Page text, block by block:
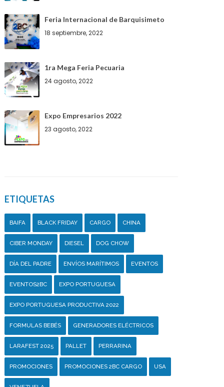
Feria Internacional de Barquisimeto
18 septiembre, 2022
1ra Mega Feria Pecuaria
24 agosto, 2022
Expo Empresarios 2022
23 agosto, 2022
ETIQUETAS
BAIFA BLACK FRIDAY CARGO CHINA
CIBER MONDAY DIESEL DOG CHOW
DÍA DEL PADRE ENVÍOS MARÍTIMOS EVENTOS
EVENTOS2BC EXPO PORTUGUESA
EXPO PORTUGUESA PRODUCTIVA 2022
FORMULAS BEBÉS GENERADORES ELÉCTRICOS
LARAFEST 2025 PALLET PERRARINA
PROMOCIONES PROMOCIONES 2BC CARGO USA